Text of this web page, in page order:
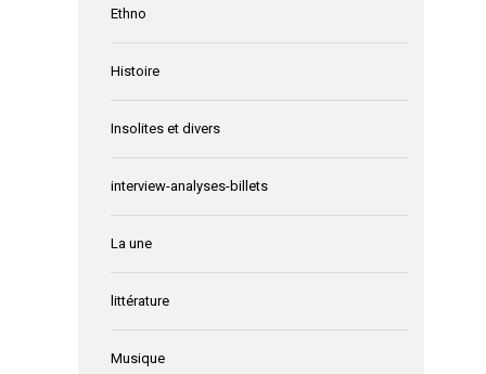
Ethno
Histoire
Insolites et divers
interview-analyses-billets
La une
littérature
Musique